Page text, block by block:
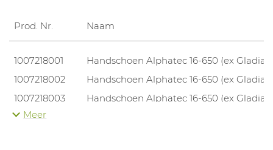
Prod. Nr. Naam
1007218001
Handschoen Alphatec 16-650 (ex
1007218002
Handschoen Alphatec 16-650 (ex
1007218003
Handschoen Alphatec 16-650 (ex
1007218004
Meer